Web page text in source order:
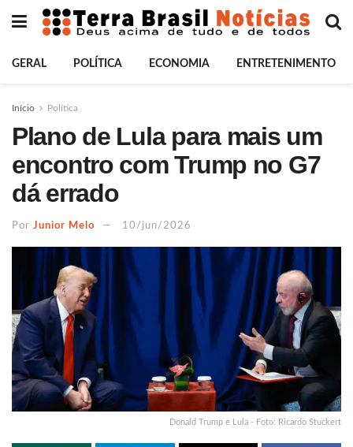
GERAL POLÍTICA ECONOMIA ENTRETENIMENTO
Início Política
Plano de Lula para mais um
encontro com Trump no G7
dá errado
Por Junior Melo 10/jun/2026
Donald Trump e Lula - Foto: Ricardo Stuckert